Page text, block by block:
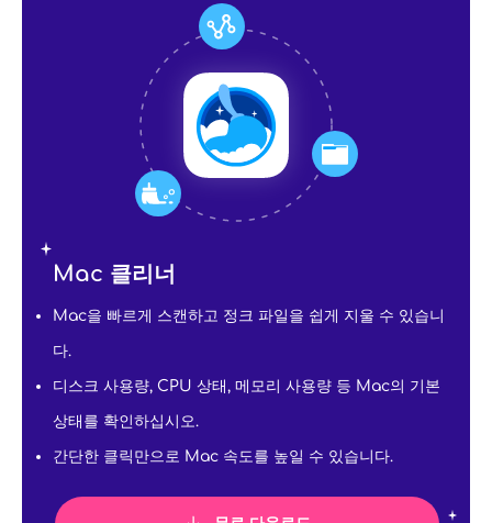
Mac 클리너
Mac을 빠르게 스캔하고 정크 파일을 쉽게 지울 수 있습니
다.
디스크 사용량, CPU 상태, 메모리 사용량 등 Mac의 기본
상태를 확인하십시오.
간단한 클릭만으로 Mac 속도를 높일 수 있습니다.